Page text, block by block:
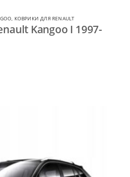
КОВРИКИ ДЛЯ RENAULT
Kangoo I 1997-